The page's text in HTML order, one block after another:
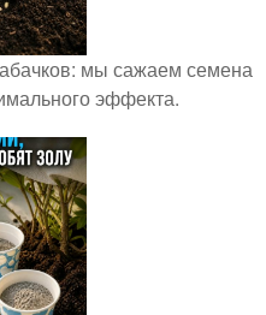
мы сажаем семена
эффекта.